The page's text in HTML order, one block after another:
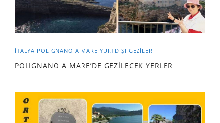
İTALYA POLIGNANO A MARE YURTDIŞI GEZILER
POLIGNANO A MARE’DE GEZİLECEK YERLER